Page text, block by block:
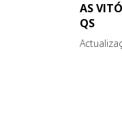
AS
QS